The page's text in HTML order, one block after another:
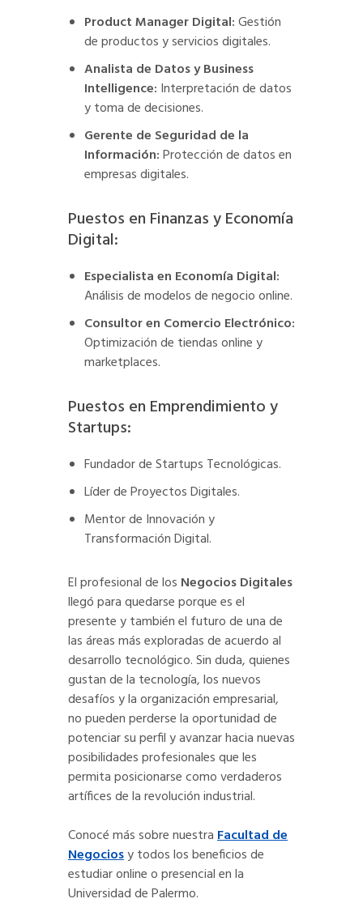
Product Manager Digital:Gestión
de productos y servicios digitales.
Analista de Datos y Business
Intelligence: Interpretación de datos
y toma de decisiones.
Gerente de Seguridad de la
Información:Protección de datos en
empresas digitales.
Puestos en Finanzas y Economía
Digital:
Especialista en Economía Digital:
Análisis de modelos de negocio online.
Consultor en Comercio Electrónico:
Optimización de tiendas online y
marketplaces.
Puestos en Emprendimiento y
Startups:
Fundador de Startups Tecnológicas.
Líder de Proyectos Digitales.
Mentor de Innovación y
Transformación Digital.
El profesional de los Negocios Digitales
llegó para quedarse porque es el
presente y también el futuro de una de
las áreas más exploradas de acuerdo al
desarrollo tecnológico. Sin duda, quienes
gustan de la tecnología, los nuevos
desafíos y la organización empresarial,
no pueden perderse la oportunidad de
potenciar su perfil y avanzar hacia nuevas
posibilidades profesionales que les
permita posicionarse como verdaderos
artífices de la revolución industrial.
Conocé más sobre nuestraFacultad de
Negociosy todos los beneficios de
estudiar online o presencial en la
Universidad de Palermo.